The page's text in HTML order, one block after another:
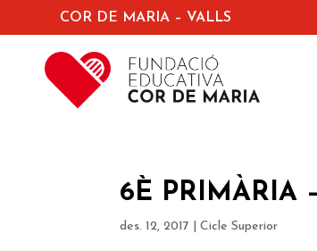
COR DE MARIA – VALLS
6È PRIMÀRIA
des. 12, 2017 |Cicle Superior